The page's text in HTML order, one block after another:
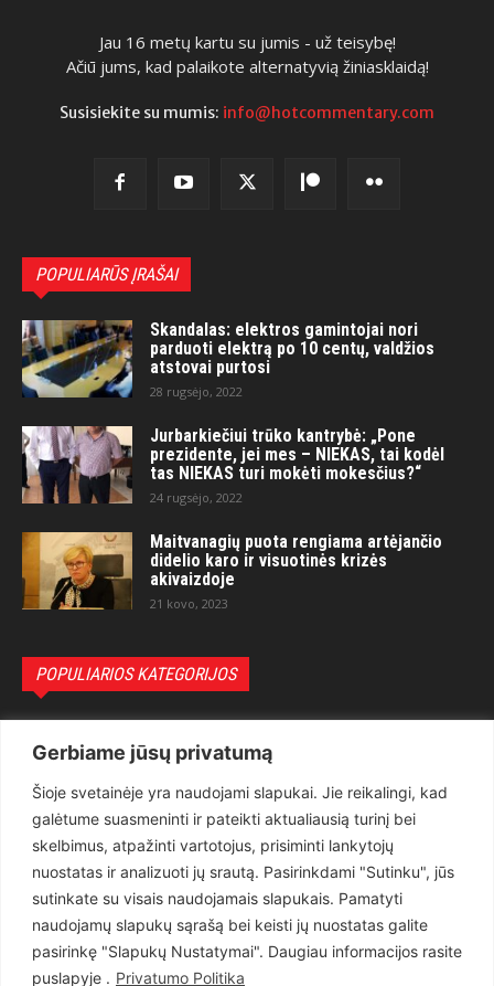
Gerbiame jūsų privatumą
Šioje svetainėje yra naudojami slapukai. Jie reikalingi, kad
galėtume suasmeninti ir pateikti aktualiausią turinį bei
skelbimus, atpažinti vartotojus, prisiminti lankytojų
nuostatas ir analizuoti jų srautą. Pasirinkdami "Sutinku", jūs
sutinkate su visais naudojamais slapukais. Pamatyti
naudojamų slapukų sąrašą bei keisti jų nuostatas galite
pasirinkę "Slapukų Nustatymai". Daugiau informacijos rasite
puslapyje . Privatumo Politika
Jau 16 metų kartu su jumis - už teisybę!
Ačiū jums, kad palaikote alternatyvią žiniasklaidą!
Susisiekite su mumis: info@hotcommentary.com
POPULIARŪS ĮRAŠAI
Skandalas: elektros gamintojai nori
parduoti elektrą po 10 centų, valdžios
atstovai purtosi
28 rugsėjo, 2022
Jurbarkiečiui trūko kantrybė: „Pone
prezidente, jei mes – NIEKAS, tai kodėl
tas NIEKAS turi mokėti mokesčius?“
24 rugsėjo, 2022
Maitvanagių puota rengiama artėjančio
didelio karo ir visuotinės krizės
akivaizdoje
21 kovo, 2023
POPULIARIOS KATEGORIJOS
Teisėsauga
1497
Aktualu
Lietuva
619
Pasaulis
Статьи на русском
Articles in english